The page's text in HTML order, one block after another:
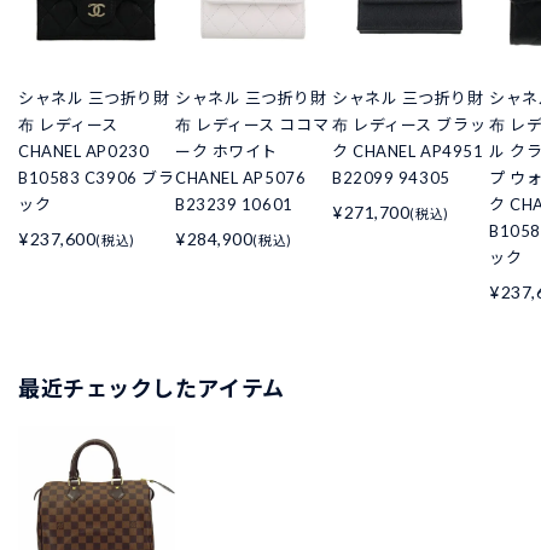
シャネル 三つ折り財
布 レディース
CHANEL AP0230
B10583 C3906 ブラ
ック
¥237,600(税込)
シャネル 三つ折り財
布 レディース ココマ
ーク ホワイト
CHANEL AP5076
B23239 10601
¥284,900(税込)
シャネル 三つ折り財
布 レディース ブラッ
ク CHANEL AP4951
B22099 94305
¥271,700(税込)
シャ
布 レ
ル ク
プ ウ
ク
ック
最近チェックしたアイテム